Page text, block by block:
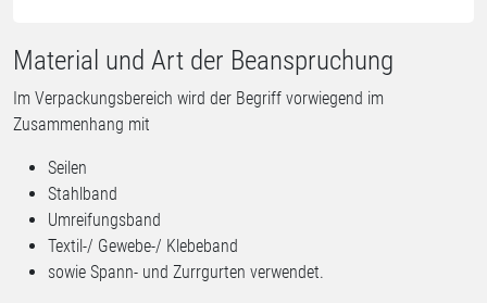
Material und Art der Beanspruchung
Im Verpackungsbereich wird der Begriff vorwiegend im
Zusammenhang mit
Seilen
Stahlband
Umreifungsband
Textil-/ Gewebe-/ Klebeband
sowie Spann- und Zurrgurten verwendet.